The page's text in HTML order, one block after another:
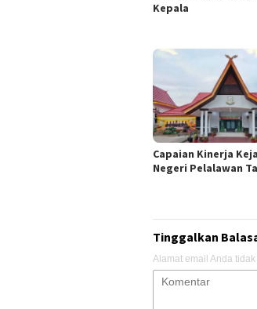
Kepala
Capaian Kinerja
Negeri Pelalawan
Tinggalkan
Alamat email Anda